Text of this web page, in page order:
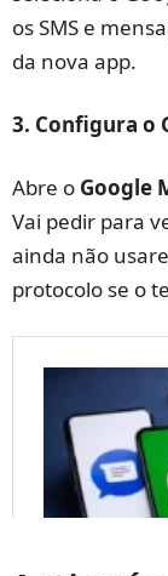
os SMS e
da nova app.
3. Configura o
Abre o Google
Vai pedir para
ainda não
protocolo se o